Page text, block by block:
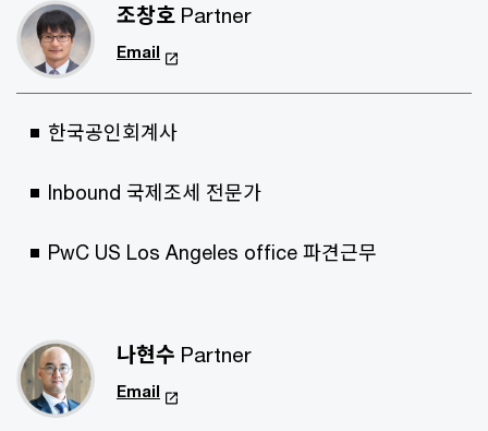
조창호 Partner
Email
한국공인회계사
Inbound 국제조세 전문가
PwC US Los Angeles office 파견근무
나현수 Partner
Email